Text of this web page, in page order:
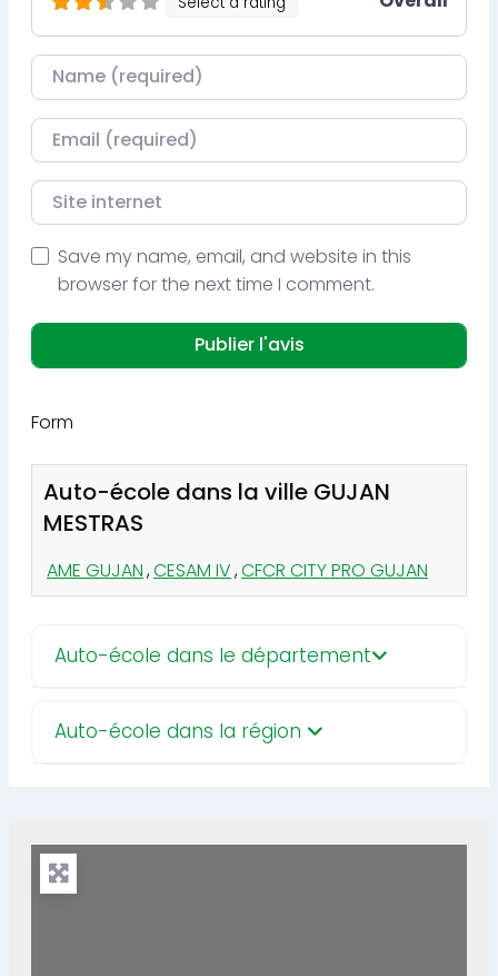
Nom
Courriel
Site internet
Save my name, email, and website in this
browser for the next time I comment.
Form
Auto-école dans la ville GUJAN
MESTRAS
AME GUJAN,CESAM IV,CFCR CITY PRO GUJAN
Auto-école dans le département
Auto-école dans la région